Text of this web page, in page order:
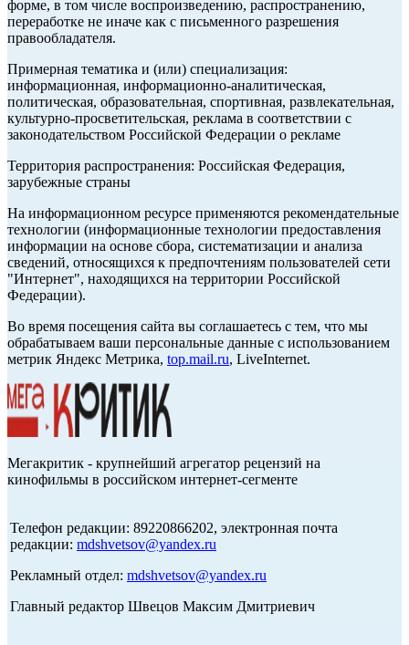
форме, в том числе воспроизведению, распространению,
переработке не иначе как с письменного разрешения
правообладателя.
Примерная тематика и (или) специализация:
информационная, информационно-аналитическая,
политическая, образовательная, спортивная, развлекательная,
культурно-просветительская, реклама в соответствии с
законодательством Российской Федерации о рекламе
Территория распространения: Российская Федерация,
зарубежные страны
На информационном ресурсе применяются рекомендательные
технологии (информационные технологии предоставления
информации на основе сбора, систематизации и анализа
сведений, относящихся к предпочтениям пользователей сети
"Интернет", находящихся на территории Российской
Федерации).
Во время посещения сайта вы соглашаетесь с тем, что мы
обрабатываем ваши персональные данные с использованием
метрик Яндекс Метрика, top.mail.ru, LiveInternet.
Мегакритик - крупнейший агрегатор рецензий на
кинофильмы в российском интернет-сегменте
Телефон редакции: 89220866202, электронная почта
редакции: mdshvetsov@yandex.ru
Рекламный отдел: mdshvetsov@yandex.ru
Главный редактор Швецов Максим Дмитриевич